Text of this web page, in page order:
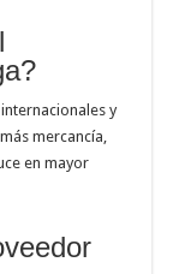
y
mercancía,
en mayor